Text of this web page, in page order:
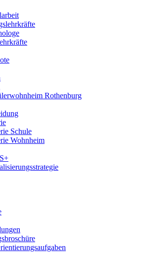
Rothenburg
Schule
Wohnheim